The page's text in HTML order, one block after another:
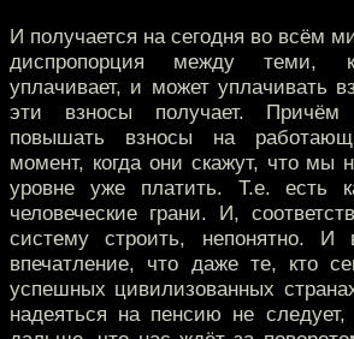
И получается на сегодня во всём
диспропорция между теми,
уплачивает, и может уплачивать
эти взносы получает. Причём
повышать взносы на
момент, когда они скажут, что мы
уровне уже платить. Т.е. есть
человеческие грани. И,
систему строить, непонятно.
впечатление, что даже те, кто
успешных цивилизованных
надеяться на пенсию не